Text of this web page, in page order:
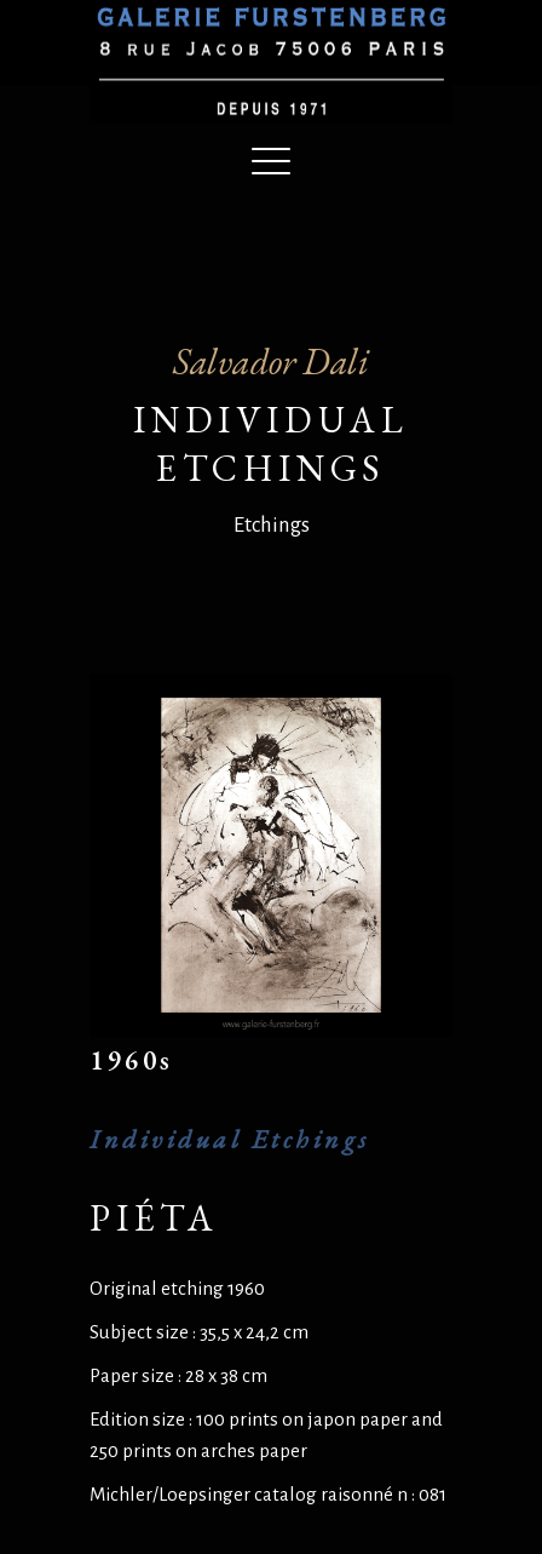
Salvador Dali
INDIVIDUAL
ETCHINGS
Etchings
1960s
Individual Etchings
PIÉTA
Original etching 1960
Subject size : 35,5 x 24,2 cm
Paper size : 28 x 38 cm
Edition size : 100 prints on japon paper and
250 prints on arches paper
Michler/Loepsinger catalog raisonné n : 081